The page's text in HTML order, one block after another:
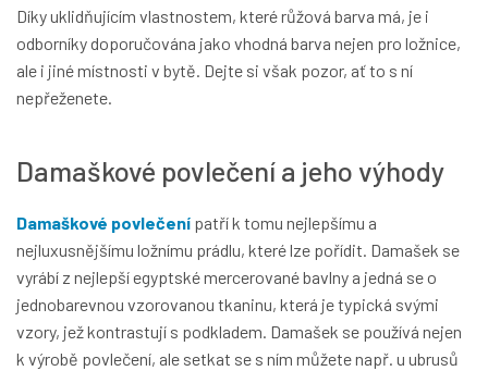
Díky uklidňujícím vlastnostem, které růžová barva má, je i
odborníky doporučována jako vhodná barva nejen pro ložnice,
ale i jiné místnosti v bytě. Dejte si však pozor, ať to s ní
nepřeženete.
Damaškové povlečení a jeho výhody
Damaškové povlečení patří k tomu nejlepšímu a
nejluxusnějšímu ložnímu prádlu, které lze pořídit. Damašek se
vyrábí z nejlepší egyptské mercerované bavlny a jedná se o
jednobarevnou vzorovanou tkaninu, která je typická svými
vzory, jež kontrastují s podkladem. Damašek se používá nejen
k výrobě povlečení, ale setkat se s ním můžete např. u ubrusů